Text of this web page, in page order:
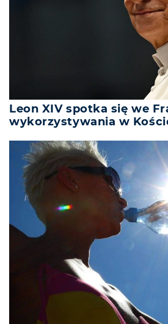
Leon XIV spotka się we
wykorzystywania w